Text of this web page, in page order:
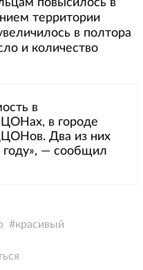
повысилось в
территории
в полтора
и количество
в
в городе
Два из них
— сообщил
красивый